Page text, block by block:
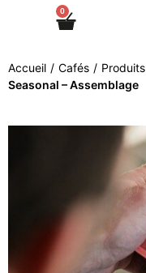
0
Accueil / Cafés / Produits
Seasonal – Assemblage